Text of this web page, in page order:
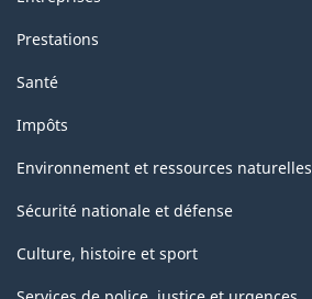
Prestations
Santé
Impôts
Environnement et ressources naturelles
Sécurité nationale et défense
Culture, histoire et sport